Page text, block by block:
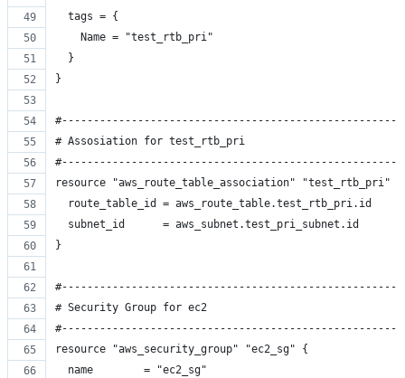
  tags = {
    Name = "test_rtb_pri"
  }
}
# Assosiation for test_rtb_pri
resource "aws_route_table_association" "test_rtb_pri" {
  route_table_id = aws_route_table.test_rtb_pri.id
  subnet_id      = aws_subnet.test_pri_subnet.id
}
# Security Group for ec2
resource "aws_security_group" "ec2_sg" {
  name        = "ec2_sg"